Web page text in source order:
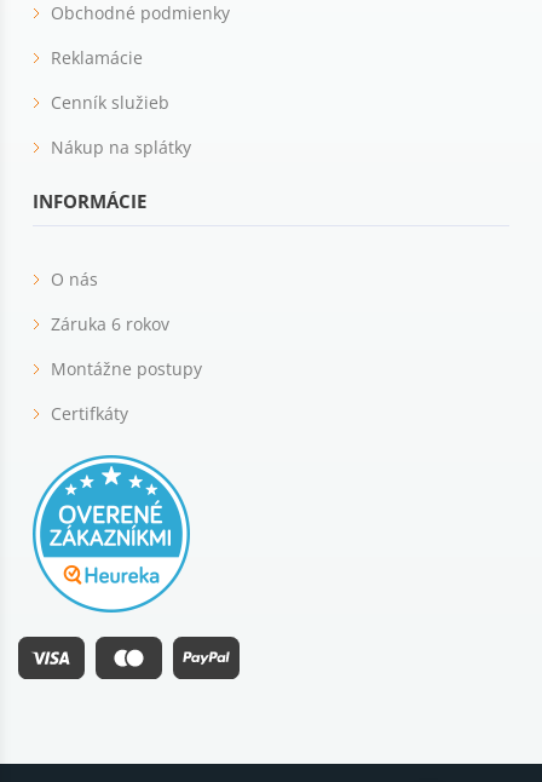
Obchodné podmienky
Reklamácie
Cenník služieb
Nákup na splátky
INFORMÁCIE
O nás
Záruka 6 rokov
Montážne postupy
Certifkáty